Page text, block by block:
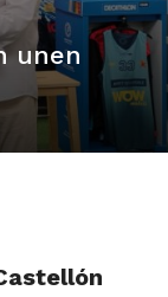
unen